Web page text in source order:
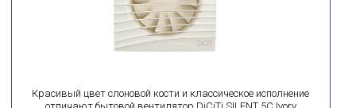
Красивый цвет слоновой кости и классическое исполнение